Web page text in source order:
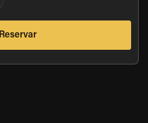
Reservar